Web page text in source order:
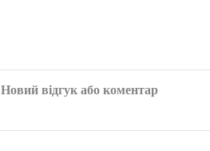
Новий відгук або коментар